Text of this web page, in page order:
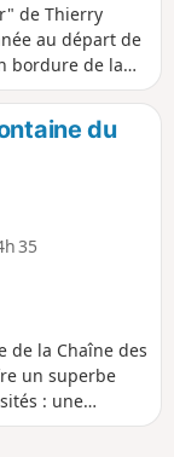
de Thierry
au départ de
bordure de la
variés,
d'estives,
encore
du
35
de la Chaîne des
un superbe
: une
de